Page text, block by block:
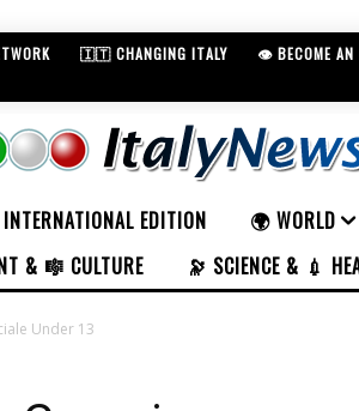
🇮🇹 CHANGING ITALY 👁️ BECOME AN
INTERNATIONAL EDITION 🌍 WORLD
& 🎼 CULTURE 🔭 SCIENCE & 💉
Under 13